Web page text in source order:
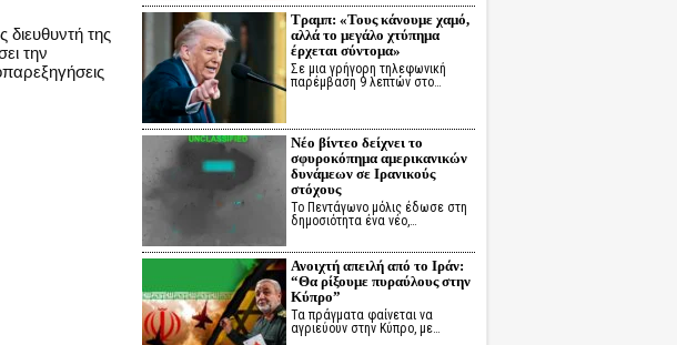
της
την
Τραμπ: «Τους κάνουμε χαμό,
αλλά το μεγάλο χτύπημα
έρχεται σύντομα»
Σε μια γρήγορη τηλεφωνική
παρέμβαση 9 λεπτών στο…
Νέο βίντεο δείχνει το
σφυροκόπημα αμερικανικών
δυνάμεων σε Ιρανικούς
στόχους
Το Πεντάγωνο μόλις έδωσε στη
δημοσιότητα ένα νέο,…
Ανοιχτή απειλή από το Ιράν:
“Θα ρίξουμε πυραύλους στην
Κύπρο”
Τα πράγματα φαίνεται να
αγριεύουν στην Κύπρο, με…